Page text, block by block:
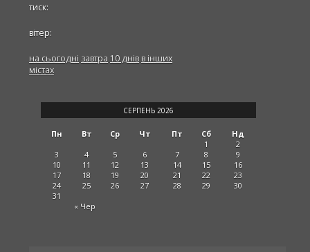
тиск:
вітер:
на сьогодні завтра 10 днів в інших
містах
СЕРПЕНЬ 2026
Пн Вт Ср Чт Пт Сб Нд
« Чер
1
2
3
4 5 6 7 8
9
10
11 12 13 14 15
16
17
18 19 20 21 22
23
24
25 26 27 28 29
30
31